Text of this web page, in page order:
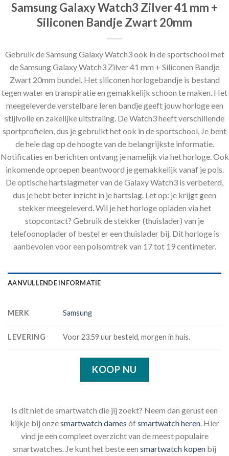
Samsung Galaxy Watch3 Zilver 41 mm +
Siliconen Bandje Zwart 20mm
Gebruik de Samsung Galaxy Watch3 ook in de sportschool met
de Samsung Galaxy Watch3 Zilver 41 mm + Siliconen Bandje
Zwart 20mm bundel. Het siliconen horlogebandje is bestand
tegen water en transpiratie en gemakkelijk schoon te maken. Het
meegeleverde verstelbare leren bandje geeft jouw horloge een
stijlvolle en zakelijke uitstraling. De Watch3 heeft verschillende
sportprofielen, dus je gebruikt het ook in de sportschool. Je bent
de hele dag op de hoogte van de belangrijkste informatie.
Notificaties en berichten ontvang je namelijk via het horloge. Ook
inkomende oproepen beantwoord je gemakkelijk vanaf je pols.
De optische hartslagmeter van de Galaxy Watch3 is verbeterd,
dus je hebt beter inzicht in je hartslag. Let op: je krijgt geen
stekker meegeleverd. Wil je het horloge opladen via het
stopcontact? Gebruik de stekker (thuislader) van je
telefoonoplader of bestel er een thuislader bij. Dit horloge is
aanbevolen voor een polsomtrek van 17 tot 19 centimeter.
AANVULLENDE INFORMATIE
MERK Samsung
LEVERING Voor 23.59 uur besteld, morgen in huis.
KOOP NU
Is dit niet de smartwatch die jij zoekt? Neem dan gerust een
kijkje bij onzesmartwatch dames ófsmartwatch heren. Hier
vind je een compleet overzicht van de meest populaire
smartwatches. Je kunt het beste een smartwatch kopen bij